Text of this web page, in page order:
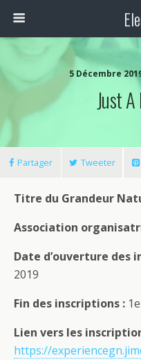
5 Décembre
Just
Partager Tweeter
Titre du Grandeur
Association
Date d’ouverture des
2019
Fin des inscriptions :
Lien vers les
https://